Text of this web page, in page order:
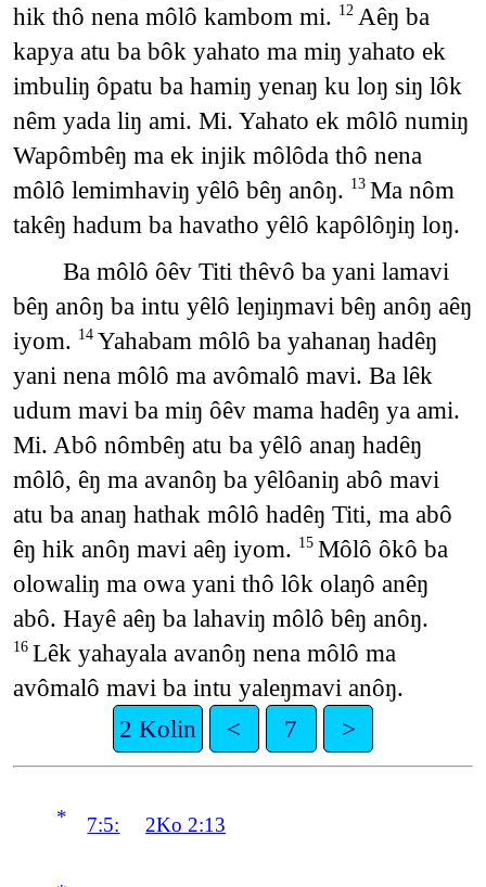
hik thô nena môlô kambom mi. 12 Aêŋ ba
kapya atu ba bôk yahato ma miŋ yahato ek
imbuliŋ ôpatu ba hamiŋ yenaŋ ku loŋ siŋ lôk
nêm yada liŋ ami. Mi. Yahato ek môlô numiŋ
Wapômbêŋ ma ek injik môlôda thô nena
môlô lemimhaviŋ yêlô bêŋ anôŋ. 13 Ma nôm
takêŋ hadum ba havatho yêlô kapôlôŋiŋ loŋ.
Ba môlô ôêv Titi thêvô ba yani lamavi
bêŋ anôŋ ba intu yêlô leŋiŋmavi bêŋ anôŋ aêŋ
iyom. 14 Yahabam môlô ba yahanaŋ hadêŋ
yani nena môlô ma avômalô mavi. Ba lêk
udum mavi ba miŋ ôêv mama hadêŋ ya ami.
Mi. Abô nômbêŋ atu ba yêlô anaŋ hadêŋ
môlô, êŋ ma avanôŋ ba yêlôaniŋ abô mavi
atu ba anaŋ hathak môlô hadêŋ Titi, ma abô
êŋ hik anôŋ mavi aêŋ iyom. 15 Môlô ôkô ba
olowaliŋ ma owa yani thô lôk olaŋô anêŋ
abô. Hayê aêŋ ba lahaviŋ môlô bêŋ anôŋ.
16 Lêk yahayala avanôŋ nena môlô ma
avômalô mavi ba intu yaleŋmavi anôŋ.
2 Kolin
< 7 >
* 7:5: 2Ko 2:13